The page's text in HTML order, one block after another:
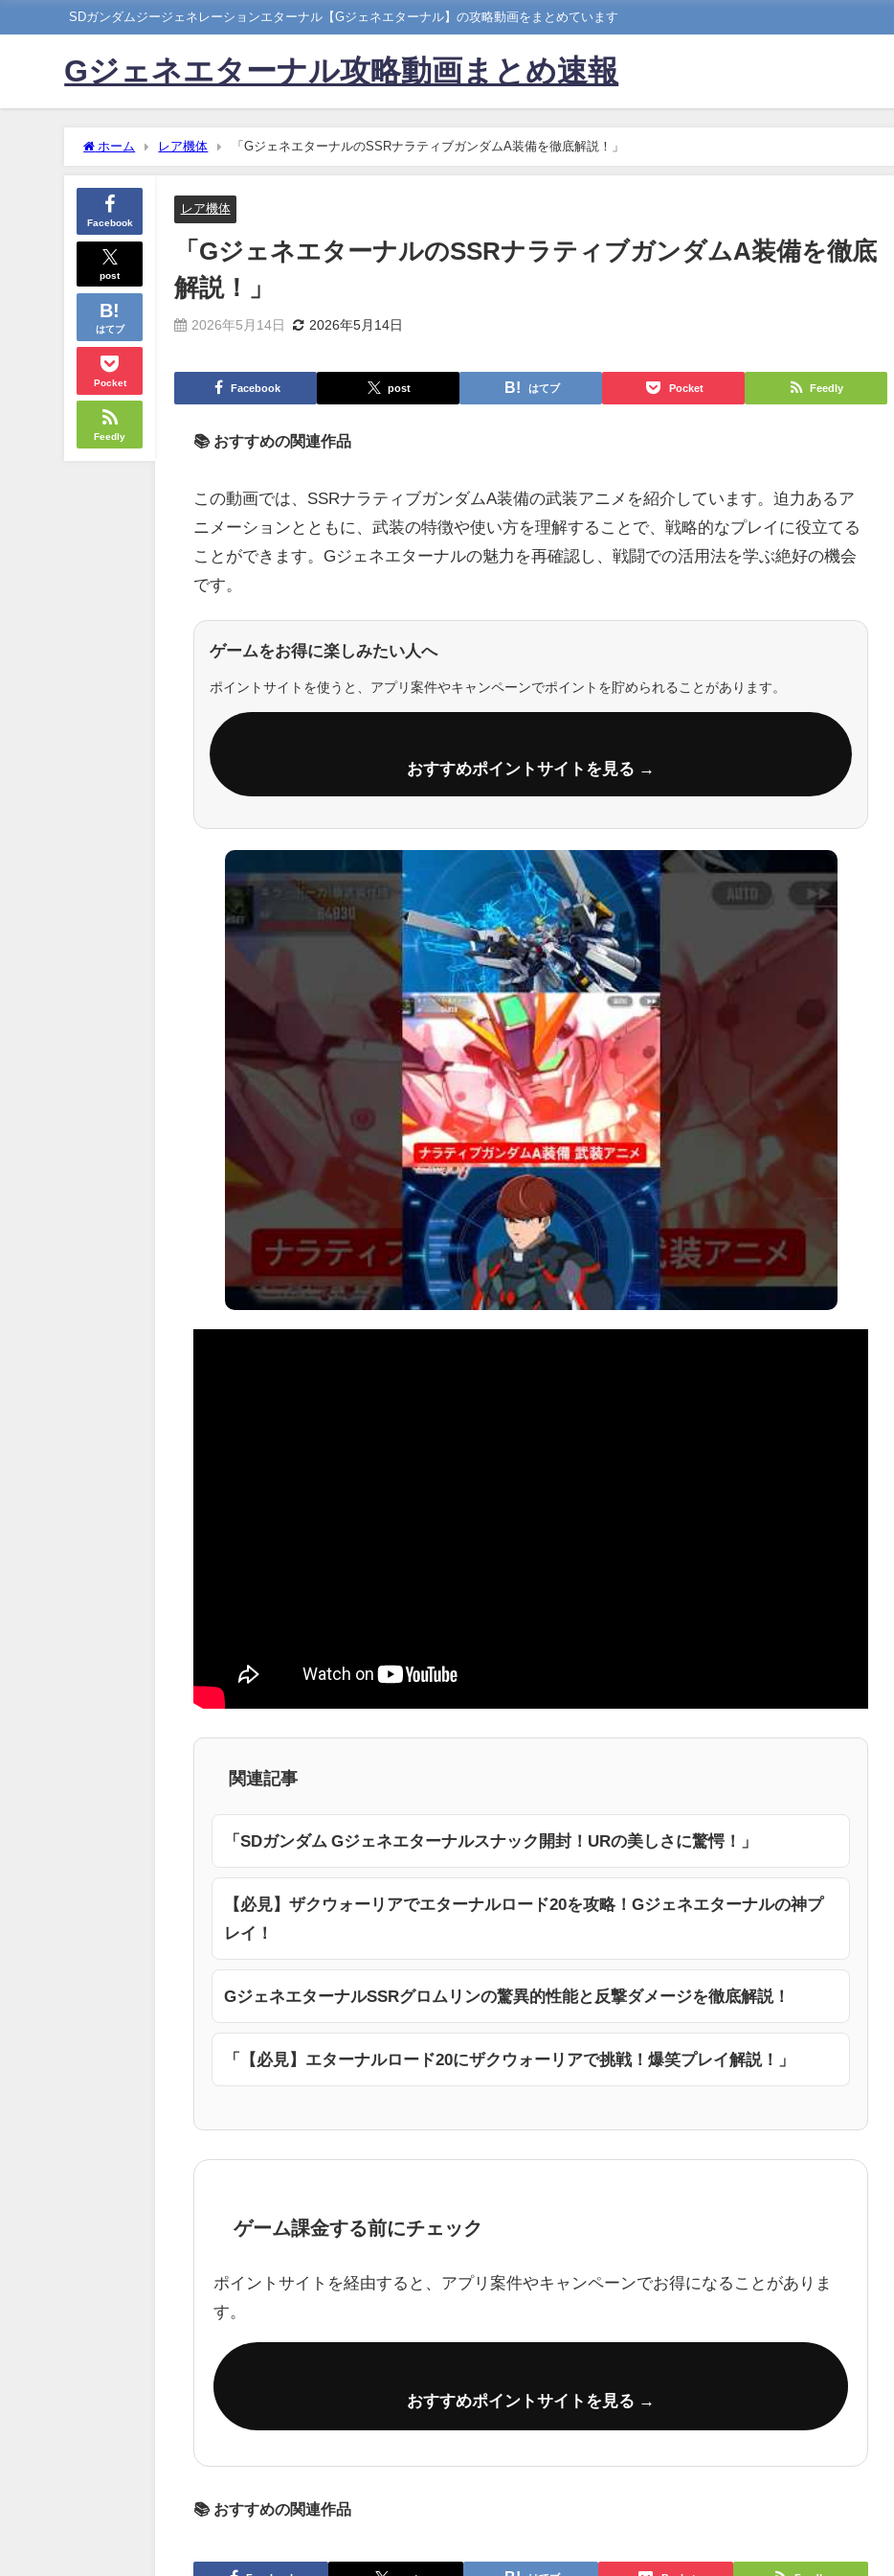
SDガンダムジージェネレーションエターナル【Gジェネエターナル】の攻略動画をまとめています
Gジェネエターナル攻略動画まとめ速報
ホーム レア機体 「GジェネエターナルのSSRナラティブガンダムA装備を徹底解説！」
Facebook
post
はてブ
Pocket
Feedly
レア機体
「GジェネエターナルのSSRナラティブガンダムA装備を徹底
解説！」
2026年5月14日 2026年5月14日
Facebook post はてブ Pocket Feedly
📚 おすすめの関連作品
この動画では、SSRナラティブガンダムA装備の武装アニメを紹介しています。迫力あるア
ニメーションとともに、武装の特徴や使い方を理解することで、戦略的なプレイに役立てる
ことができます。Gジェネエターナルの魅力を再確認し、戦闘での活用法を学ぶ絶好の機会
です。
ゲームをお得に楽しみたい人へ
ポイントサイトを使うと、アプリ案件やキャンペーンでポイントを貯められることがあります。
おすすめポイントサイトを見る →
関連記事
「SDガンダム Gジェネエターナルスナック開封！URの美しさに驚愕！」
【必見】ザクウォーリアでエターナルロード20を攻略！Gジェネエターナルの神プ
レイ！
GジェネエターナルSSRグロムリンの驚異的性能と反撃ダメージを徹底解説！
「【必見】エターナルロード20にザクウォーリアで挑戦！爆笑プレイ解説！」
ゲーム課金する前にチェック
ポイントサイトを経由すると、アプリ案件やキャンペーンでお得になることがありま
す。
おすすめポイントサイトを見る →
📚 おすすめの関連作品